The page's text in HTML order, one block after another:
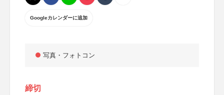
Googleカレンダーに追加
写真・フォトコン
締切